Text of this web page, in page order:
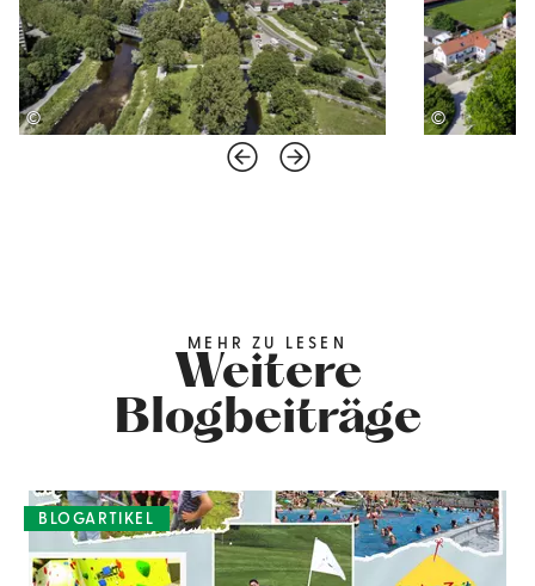
© ©
MEHR ZU LESEN
Weitere
Blogbeiträge
BLOGARTIKEL